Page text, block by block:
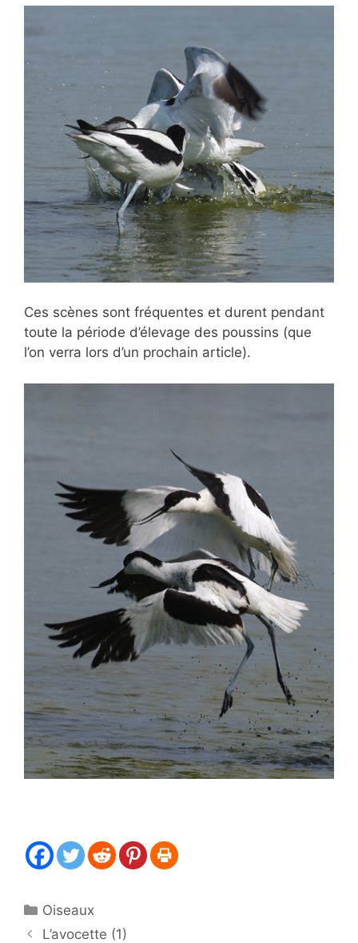
Ces scènes sont fréquentes et durent pendant
toute la période d’élevage des poussins (que
l’on verra lors d’un prochain article).
Catégories
Oiseaux
L’avocette (1)